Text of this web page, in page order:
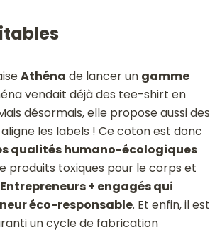
Athéna de lancer un gamme
vendait déjà des tee-shirt en
désormais, elle propose aussi des
les labels ! Ce coton est donc
qualités humano-écologiques
produits toxiques pour le corps et
+ engagés qui
éco-responsable. Et enfin, il est
un cycle de fabrication